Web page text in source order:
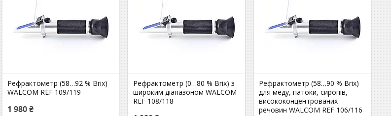
Рефрактометр (58…92 % Brix)
WALCOM REF 109/119
1 980 ₴
Рефрактометр (0…80 % Brix) з
широким діапазоном WALCOM
REF 108/118
Рефрактометр (58…90 % Brix)
для меду, патоки, сиропів,
висококонцентрованих
речовин WALCOM REF 106/116